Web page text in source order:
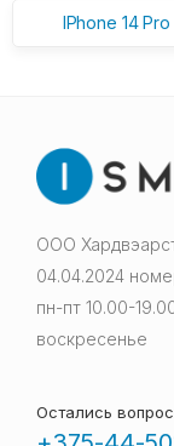
IPhone 14
ООО
04.04.2024
пн-пт 10.00-
воскресенье
Остались